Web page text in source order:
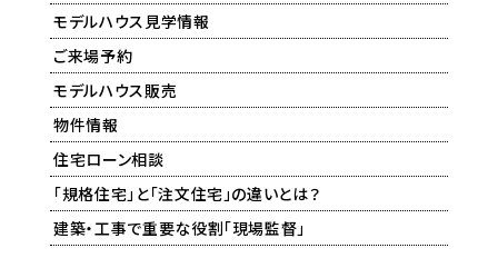
モデルハウス見学情報
ご来場予約
モデルハウス販売
物件情報
住宅ローン相談
「規格住宅」と「注文住宅」の違いとは？
建築・工事で重要な役割「現場監督」